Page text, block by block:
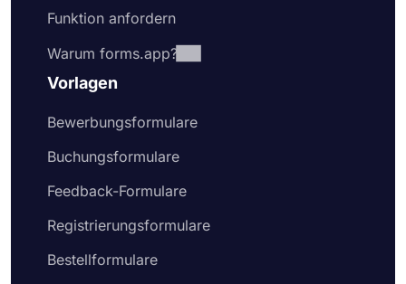
Funktion anfordern
Warum forms.app?
Vorlagen
Bewerbungsformulare
Buchungsformulare
Feedback-Formulare
Registrierungsformulare
Bestellformulare